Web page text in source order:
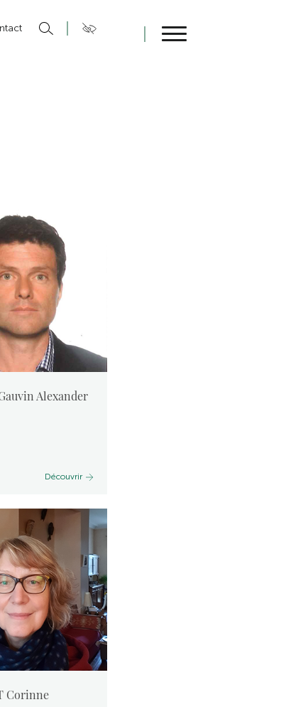
Alexander
Découvrir
Corinne